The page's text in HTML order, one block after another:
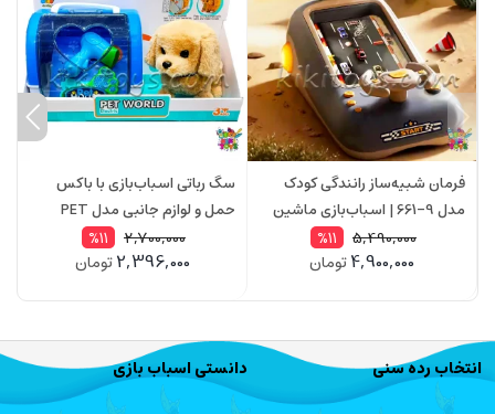
فرمان شبیه‌ساز رانندگی کودک
مدل 9-661 | اسباب‌بازی ماشین
موزیکال با چراغ، حرکت جلو و عقب
5,490,000
%11
4,900,000تومان
سگ رباتی اسباب‌بازی با باکس
حمل و لوازم جانبی مدل PET
WORLD – موزیکال و متحرک 6992,700,000
%11
2,396,000تومان
انتخاب رده سنی دانستی اسباب بازی